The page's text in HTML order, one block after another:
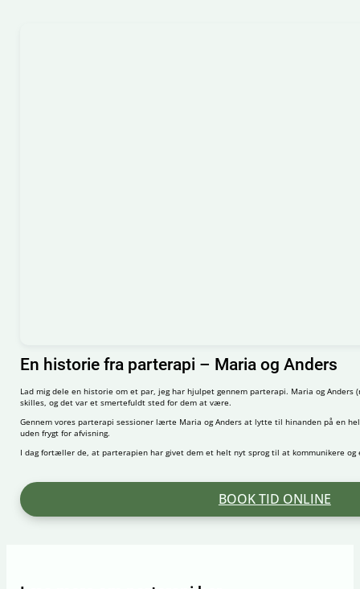
En historie fra parterapi – Maria og Anders
Lad mig dele en historie om et par, jeg har hjulpet gennem parterapi. Maria og
skilles, og det var et smertefuldt sted for dem at være.
Gennem vores parterapi sessioner lærte Maria og Anders at lytte til hinanden på en
uden frygt for afvisning.
I dag fortæller de, at parterapien har givet dem et helt nyt sprog til at kommunikere
BOOK TID ONLINE